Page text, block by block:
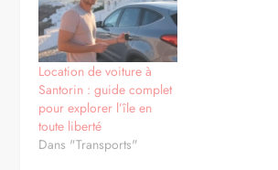
Location de voiture à
Santorin : guide complet
pour explorer l’île en
toute liberté
Dans "Transports"